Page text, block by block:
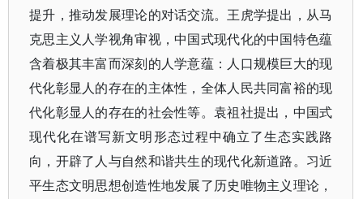
提升，推动发展理论的对话交流。王虎学提出，从马
克思主义人学视角审视，中国式现代化的中国特色蕴
含着极其丰富而深刻的人学意蕴：人口规模巨大的现
代化彰显人的存在的主体性，全体人民共同富裕的现
代化彰显人的存在的社会性等。袁祖社提出，中国式
现代化在谱写新文明形态过程中确立了生态实践路
向，开辟了人与自然和谐共生的现代化新道路。习近
平生态文明思想创造性地发展了历史唯物主义理论，